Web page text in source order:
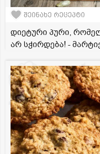
შეინახე რეცეპტი
დიეტური პური,
არ სჭირდება! -